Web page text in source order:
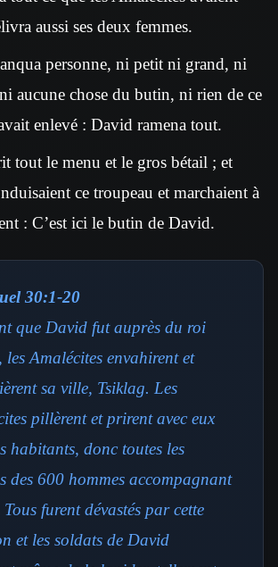
aussi ses deux femmes.
personne, ni petit ni grand, ni
aucune chose du butin, ni rien de ce
enlevé : David ramena tout.
tout le menu et le gros bétail ; et
ce troupeau et marchaient à
: C’est ici le butin de David.
30:1-20
que David fut auprès du roi
les Amalécites envahirent et
sa ville, Tsiklag. Les
pillèrent et prirent avec eux
habitants, donc toutes les
des 600 hommes accompagnant
furent dévastés par cette
et les soldats de David